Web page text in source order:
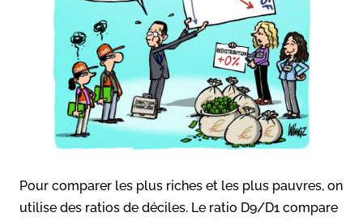
Pour comparer les plus riches et les plus pauvres, on
utilise des ratios de déciles. Le ratio D9/D1 compare